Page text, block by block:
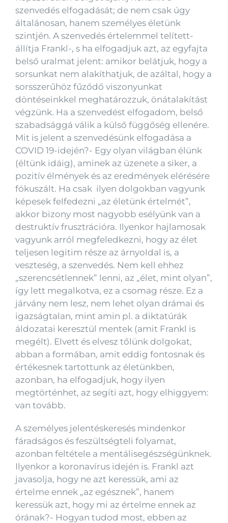
szenvedés elfogadását; de nem csak úgy
általánosan, hanem személyes életünk
szintjén. A szenvedés értelemmel telített-
állítja Frankl-, s ha elfogadjuk azt, az egyfajta
belső uralmat jelent: amikor belátjuk, hogy a
sorsunkat nem alakíthatjuk, de azáltal, hogy a
sorsszerűhöz fűződő viszonyunkat
döntéseinkkel meghatározzuk, önátalakítást
végzünk. Ha a szenvedést elfogadom, belső
szabadsággá válik a külső függőség ellenére.
Mit is jelent a szenvedésünk elfogadása a
COVID 19-idején?- Egy olyan világban élünk
(éltünk idáig), aminek az üzenete a siker, a
pozitív élmények és az eredmények elérésére
fókuszált. Ha csak ilyen dolgokban vagyunk
képesek felfedezni „az életünk értelmét”,
akkor bizony most nagyobb esélyünk van a
destruktív frusztrációra. Ilyenkor hajlamosak
vagyunk arról megfeledkezni, hogy az élet
teljesen legitim része az árnyoldal is, a
veszteség, a szenvedés. Nem kell ehhez
„szerencsétlennek” lenni, az „élet, mint olyan”,
így lett megalkotva, ez a csomag része. Ez a
járvány nem lesz, nem lehet olyan drámai és
igazságtalan, mint amin pl. a diktatúrák
áldozatai keresztül mentek (amit Frankl is
megélt). Elvett és elvesz tőlünk dolgokat,
abban a formában, amit eddig fontosnak és
értékesnek tartottunk az életünkben,
azonban, ha elfogadjuk, hogy ilyen
megtörténhet, az segíti azt, hogy elhiggyem:
van tovább.
A személyes jelentéskeresés mindenkor
fáradságos és feszültségteli folyamat,
azonban feltétele a mentálisegészségünknek.
Ilyenkor a koronavírus idején is. Frankl azt
javasolja, hogy ne azt keressük, ami az
értelme ennek „az egésznek”, hanem
keressük azt, hogy mi az értelme ennek az
órának?- Hogyan tudod most, ebben az